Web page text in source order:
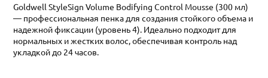
Goldwell StyleSign Volume Bodifying Control Mousse (300 мл)
— профессиональная пенка для создания стойкого объема и
надежной фиксации (уровень 4). Идеально подходит для
нормальных и жестких волос, обеспечивая контроль над
укладкой до 24 часов.